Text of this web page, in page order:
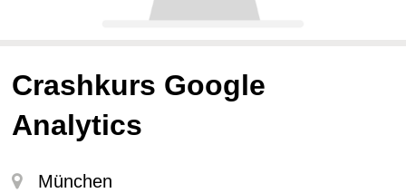
Crashkurs Google
Analytics
München